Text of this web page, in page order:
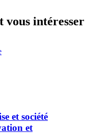
vous intéresser
et société
et